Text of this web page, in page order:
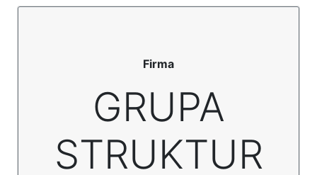
Firma
GRUPA
STRUKTUR